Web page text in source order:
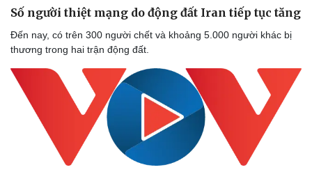
Số người thiệt mạng do động đất Iran tiếp tục tăng
Đến nay, có trên 300 người chết và khoảng 5.000 người khác bị
thương trong hai trận động đất.